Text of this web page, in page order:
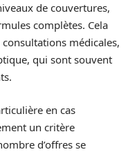
de couvertures,
complètes. Cela
médicales,
qui sont souvent
en cas
un critère
d’offres se